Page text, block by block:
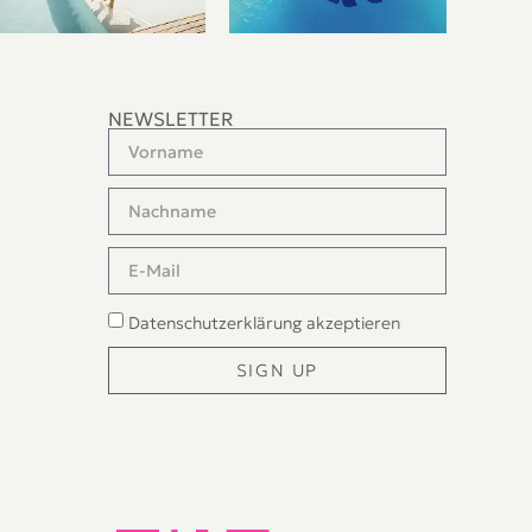
NEWSLETTER
Datenschutzerklärungakzeptieren
SIGN UP